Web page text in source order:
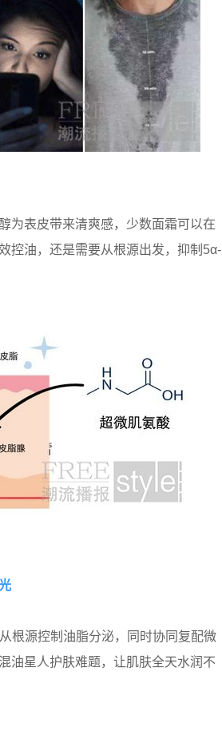
表皮带来清爽感，少数面霜可以在
控油，还是需要从根源出发，抑制5α-
源控制油脂分泌，同时协同复配微
油星人护肤难题，让肌肤全天水润不